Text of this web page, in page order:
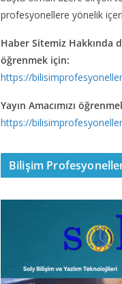
profesyonellere yönelik
Haber Sitemiz Hakkında
öğrenmek için:
https://
Yayın Amacımızı
https://
Bilişim